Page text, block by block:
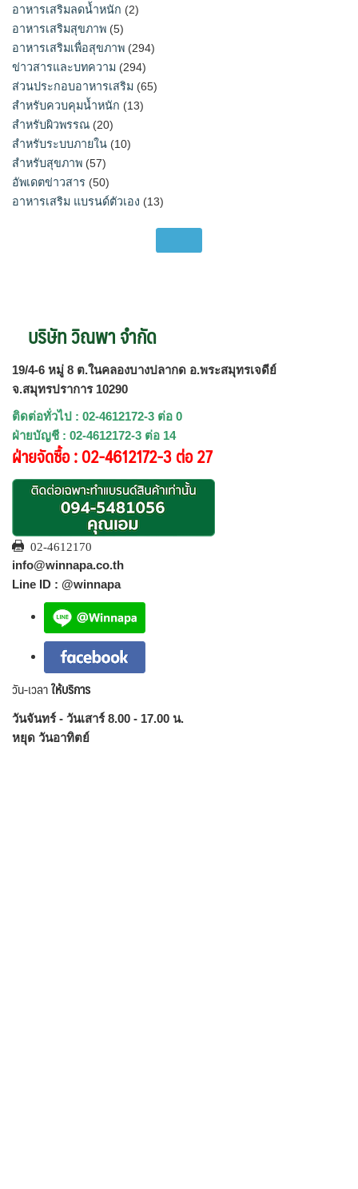
อาหารเสริมลดน้ำหนัก (2)
อาหารเสริมสุขภาพ (5)
อาหารเสริมเพื่อสุขภาพ (294)
ข่าวสารและบทความ (294)
ส่วนประกอบอาหารเสริม (65)
สำหรับควบคุมน้ำหนัก (13)
สำหรับผิวพรรณ (20)
สำหรับระบบภายใน (10)
สำหรับสุขภาพ (57)
อัพเดตข่าวสาร (50)
อาหารเสริม แบรนด์ตัวเอง (13)
บริษัท วิณพา จำกัด
19/4-6 หมู่ 8 ต.ในคลองบางปลากด อ.พระสมุทรเจดีย์
จ.สมุทรปราการ 10290
ติดต่อทั่วไป : 02-4612172-3 ต่อ 0
ฝ่ายบัญชี : 02-4612172-3 ต่อ 14
ฝ่ายจัดซื้อ : 02-4612172-3 ต่อ 27
02-4612170
info@winnapa.co.th
Line ID : @winnapa
วัน-เวลาให้บริการ
วันจันทร์ - วันเสาร์ 8.00 - 17.00 น.
หยุด วันอาทิตย์